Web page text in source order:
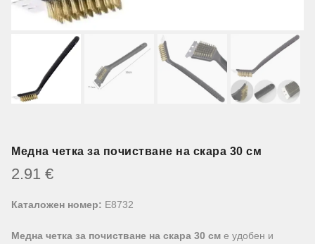
Медна четка за почистване на скара 30 см
2.91 €
Каталожен номер: E8732
Медна четка за почистване на скара 30 см е удобен и